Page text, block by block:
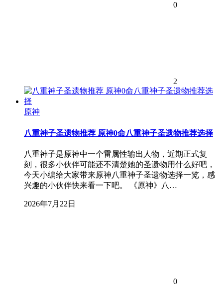
0
2
原神
八重神子圣遗物推荐 原神0命八重神子圣遗物推荐选择
八重神子是原神中一个雷属性输出人物，近期正式复
刻，很多小伙伴可能还不清楚她的圣遗物用什么好吧，
今天小编给大家带来原神八重神子圣遗物选择一览，感
兴趣的小伙伴快来看一下吧。 《原神》八…
2026年7月22日
0